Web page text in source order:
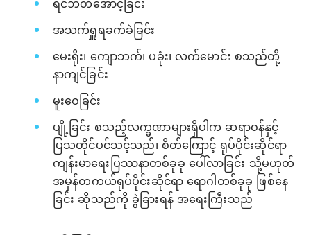
ရင်ဘတ်အောင့်ခြင်း
အသက်ရှူရခက်ခဲခြင်း
မေးရိုး၊ ကျောဘက်၊ ပခုံး၊ လက်မောင်း စသည်တို့
နာကျင်ခြင်း
မူးဝေခြင်း
ပျို့ခြင်း စသည့်လက္ခဏာများရှိပါက ဆရာဝန်နှင့်
ပြသတိုင်ပင်သင့်သည်၊ စိတ်ကြောင့် ရုပ်ပိုင်းဆိုင်ရာ
ကျန်းမာရေးပြဿနာတစ်ခုခု ပေါ်လာခြင်း သို့မဟုတ်
အမှန်တကယ်ရုပ်ပိုင်းဆိုင်ရာ ရောဂါတစ်ခုခု ဖြစ်နေ
ခြင်း ဆိုသည်ကို ခွဲခြားရန် အရေးကြီးသည်